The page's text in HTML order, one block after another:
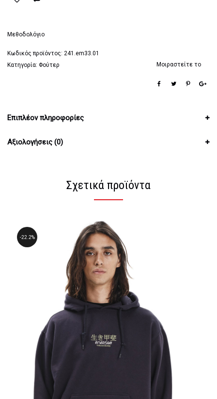
Μεθοδολόγιο
Κωδικός προϊόντος: 241.em33.01
Κατηγορία: Φούτερ Μοιραστείτε το
Επιπλέον πληροφορίες
Αξιολογήσεις (0)
Σχετικά προϊόντα
22.2%